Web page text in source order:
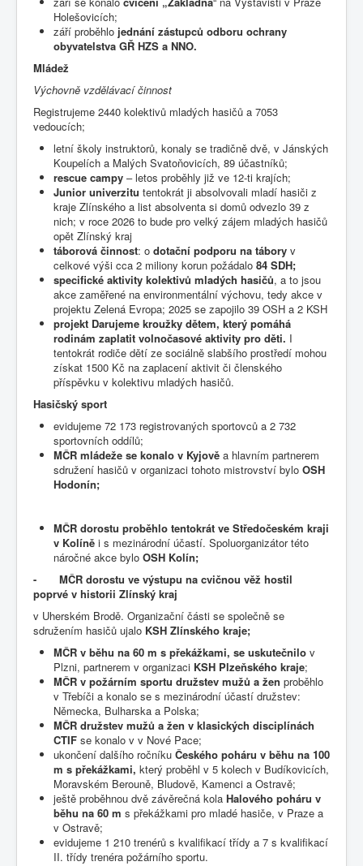
Holešovicích;
září proběhlo jednání zástupců odboru ochrany
obyvatelstva GŘ HZS a NNO.
Mládež
Výchovně vzdělávací činnost
Registrujeme 2440 kolektivů mladých hasičů a 7053
vedoucích;
letní školy instruktorů, konaly se tradičně dvě, v Jánských
Koupelích a Malých Svatoňovicích, 89 účastníků;
rescue campy – letos proběhly již ve 12-ti krajích;
Junior univerzitu tentokrát ji absolvovali mladí hasiči z
kraje Zlínského a list absolventa si domů odvezlo 39 z
nich; v roce 2026 to bude pro velký zájem mladých hasičů
opět Zlínský kraj
táborová činnost: o dotační podporu na tábory v
celkové výši cca 2 miliony korun požádalo 84 SDH;
specifické aktivity kolektivů mladých hasičů, a to jsou
akce zaměřené na environmentální výchovu, tedy akce v
projektu Zelená Evropa; 2025 se zapojilo 39 OSH a 2 KSH
projekt Darujeme kroužky dětem, který pomáhá
rodinám zaplatit volnočasové aktivity pro děti. I
tentokrát rodiče dětí ze sociálně slabšího prostředí mohou
získat 1500 Kč na zaplacení aktivit či členského
příspěvku v kolektivu mladých hasičů.
Hasičský sport
evidujeme 72 173 registrovaných sportovců a 2 732
sportovních oddílů;
MČR mládeže se konalo v Kyjově a hlavním partnerem
sdružení hasičů v organizaci tohoto mistrovství bylo OSH
Hodonín;
MČR dorostu proběhlo tentokrát ve Středočeském kraji
v Kolíně i s mezinárodní účastí. Spoluorganizátor této
náročné akce bylo OSH Kolín;
- MČR dorostu ve výstupu na cvičnou věž hostil
poprvé v historii Zlínský kraj
v Uherském Brodě. Organizační části se společně se
sdružením hasičů ujalo KSH Zlínského kraje;
MČR v běhu na 60 m s překážkami, se uskutečnilo v
Plzni, partnerem v organizaci KSH Plzeňského kraje;
MČR v požárním sportu družstev mužů a žen proběhlo
v Třebíči a konalo se s mezinárodní účastí družstev:
Německa, Bulharska a Polska;
MČR družstev mužů a žen v klasických disciplínách
CTIF se konalo v v Nové Pace;
ukončení dalšího ročníku Českého poháru v běhu na 100
m s překážkami, který proběhl v 5 kolech v Budíkovicích,
Moravském Berouně, Bludově, Kamenci a Ostravě;
ještě proběhnou dvě závěrečná kola Halového poháru v
běhu na 60 m s překážkami pro mladé hasiče, v Praze a
v Ostravě;
evidujeme 1 210 trenérů s kvalifikací třídy a 7 s kvalifikací
II. třídy trenéra požárního sportu.